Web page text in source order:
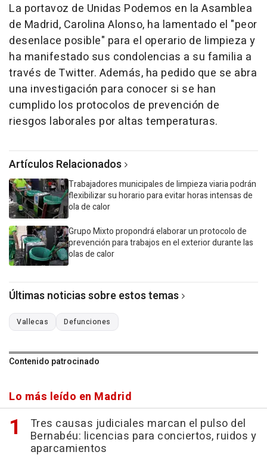
La portavoz de Unidas Podemos en la Asamblea
de Madrid, Carolina Alonso, ha lamentado el "peor
desenlace posible" para el operario de limpieza y
ha manifestado sus condolencias a su familia a
través de Twitter. Además, ha pedido que se abra
una investigación para conocer si se han
cumplido los protocolos de prevención de
riesgos laborales por altas temperaturas.
Artículos Relacionados
Trabajadores municipales de limpieza viaria podrán
flexibilizar su horario para evitar horas intensas de
ola de calor
Grupo Mixto propondrá elaborar un protocolo de
prevención para trabajos en el exterior durante las
olas de calor
Últimas noticias sobre estos temas
Vallecas Defunciones
Contenido patrocinado
Lo más leído en Madrid
Tres causas judiciales marcan el pulso del
Bernabéu: licencias para conciertos, ruidos y
aparcamientos